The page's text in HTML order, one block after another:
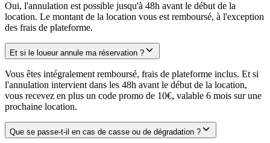
Oui, l'annulation est possible jusqu'à 48h avant le début de la
location. Le montant de la location vous est remboursé, à l'exception
des frais de plateforme.
Et si le loueur annule ma réservation ?
Vous êtes intégralement remboursé, frais de plateforme inclus. Et si
l'annulation intervient dans les 48h avant le début de la location,
vous recevez en plus un code promo de 10€, valable 6 mois sur une
prochaine location.
Que se passe-t-il en cas de casse ou de dégradation ?